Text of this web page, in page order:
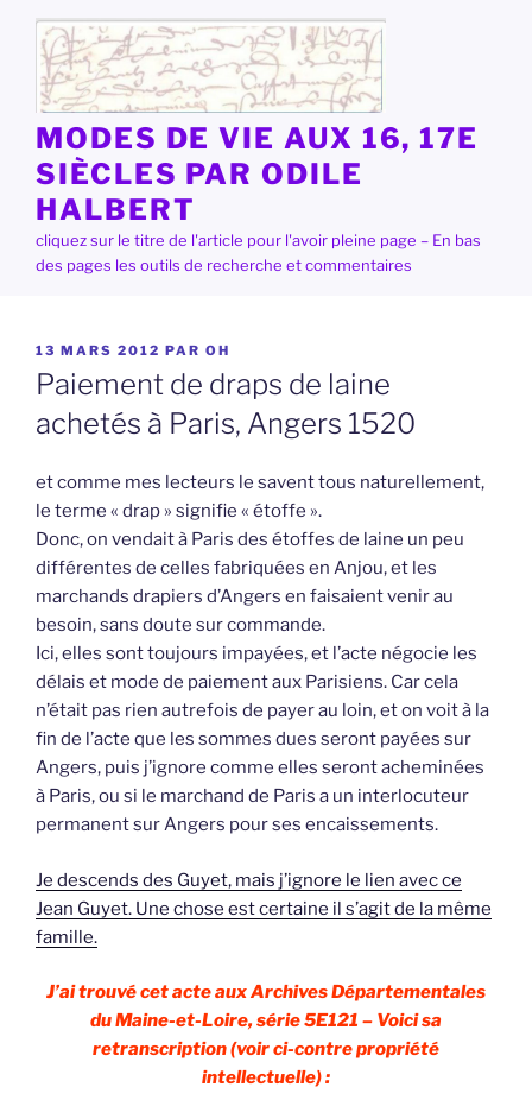
contenu
principal
MODES DE VIE AUX 16, 17E
SIÈCLES PAR ODILE
HALBERT
cliquez sur le titre de l'article pour l'avoir pleine page – En bas
des pages les outils de recherche et commentaires
PUBLIÉ
LE
13 MARS 2012 PAR OH
Paiement de draps de laine
achetés à Paris, Angers 1520
et comme mes lecteurs le savent tous naturellement,
le terme « drap » signifie « étoffe ».
Donc, on vendait à Paris des étoffes de laine un peu
différentes de celles fabriquées en Anjou, et les
marchands drapiers d’Angers en faisaient venir au
besoin, sans doute sur commande.
Ici, elles sont toujours impayées, et l’acte négocie les
délais et mode de paiement aux Parisiens. Car cela
n’était pas rien autrefois de payer au loin, et on voit à la
fin de l’acte que les sommes dues seront payées sur
Angers, puis j’ignore comme elles seront acheminées
à Paris, ou si le marchand de Paris a un interlocuteur
permanent sur Angers pour ses encaissements.
Je descends des Guyet, mais j’ignore le lien avec ce
Jean Guyet. Une chose est certaine il s’agit de la même
famille.
J’ai trouvé cet acte aux Archives Départementales
du Maine-et-Loire, série 5E121 – Voici sa
retranscription (voir ci-contre propriété
intellectuelle) :